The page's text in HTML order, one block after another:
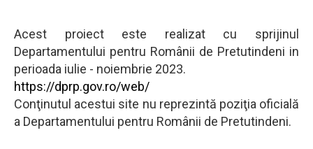
Acest proiect este realizat cu sprijinul
Departamentului pentru Românii de Pretutindeni in
perioada iulie - noiembrie 2023.
https://dprp.gov.ro/web/
Conţinutul acestui site nu reprezintă poziţia oficială
a Departamentului pentru Românii de Pretutindeni.